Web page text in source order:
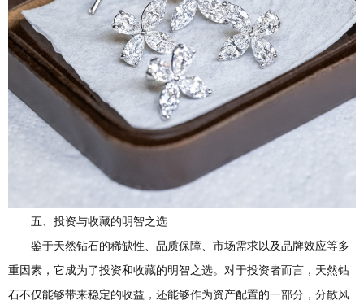
五、投资与收藏的明智之选
鉴于天然钻石的稀缺性、品质保障、市场需求以及品牌效应等多
重因素，它成为了投资和收藏的明智之选。对于投资者而言，天然钻
石不仅能够带来稳定的收益，还能够作为资产配置的一部分，分散风